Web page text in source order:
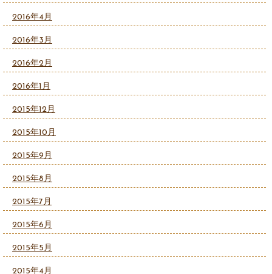
2016年4月
2016年3月
2016年2月
2016年1月
2015年12月
2015年10月
2015年9月
2015年8月
2015年7月
2015年6月
2015年5月
2015年4月